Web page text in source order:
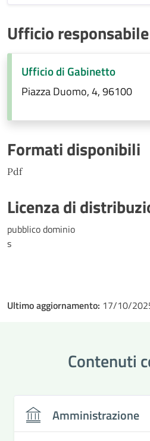
Ufficio responsabile
Ufficio di Gabinetto
Piazza Duomo, 4, 96100
Formati disponibili
Pdf
Licenza di
pubblico dominio
s
Ultimo aggiornamento: 17/10/
Contenuti
Amministrazione